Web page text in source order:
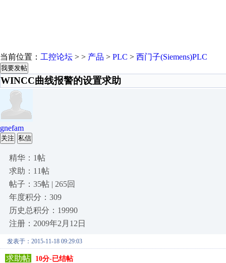
当前位置： 工控论坛 > > 产品 > PLC > 西门子(Siemens)PLC
我要发帖
WINCC曲线报警的设置求助
gnefam
关注 私信
精华：1帖
求助：11帖
帖子：35帖 | 265回
年度积分：309
历史总积分：19990
注册：2009年2月12日
发表于：2015-11-18 09:29:03
求助帖 10分-已结帖